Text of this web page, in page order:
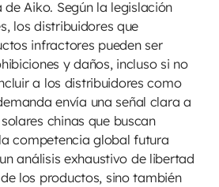
Aiko. Según la legislación
los distribuidores que
infractores pueden ser
y daños, incluso si no
a los distribuidores como
envía una señal clara a
chinas que buscan
competencia global futura
análisis exhaustivo de libertad
los productos, sino también